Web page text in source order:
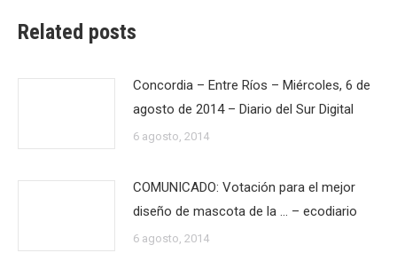
Related posts
Concordia – Entre Ríos – Miércoles, 6 de
agosto de 2014 – Diario del Sur Digital
6 agosto, 2014
COMUNICADO: Votación para el mejor
diseño de mascota de la … – ecodiario
6 agosto, 2014